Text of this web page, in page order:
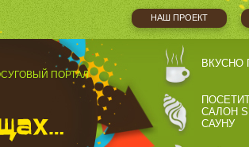
НАШ ПРОЕКТ
ПОРТАЛ
ВКУСНО
САЛОН
САУНУ